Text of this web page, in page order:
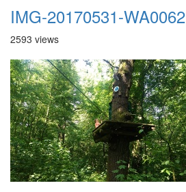
IMG-20170531-WA0062
2593 views